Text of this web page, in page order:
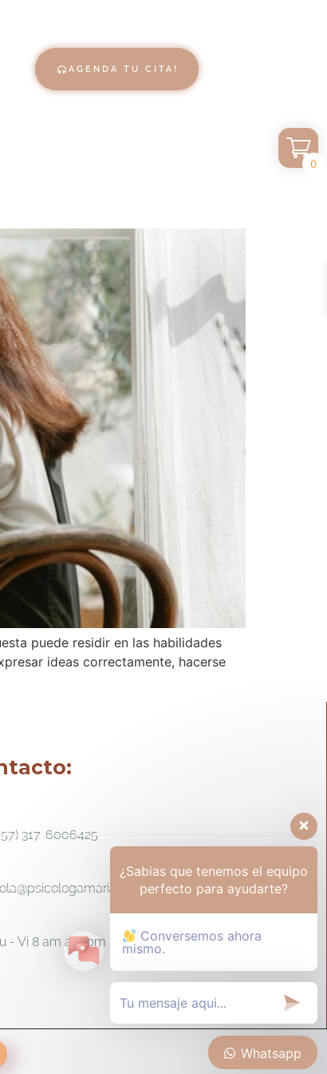
AGENDA TU CITA!
puede residir en las habilidades
ideas correctamente, hacerse
317-6006425
- Vi 8 am a 6 pm - Sa 8am - 12m
0
¿Sabias que tenemos el equipo
perfecto para ayudarte?
Conversemos ahora
mismo.
Whatsapp